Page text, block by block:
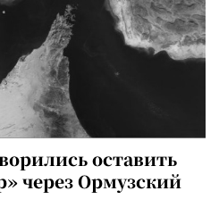
оставить
через Ормузский